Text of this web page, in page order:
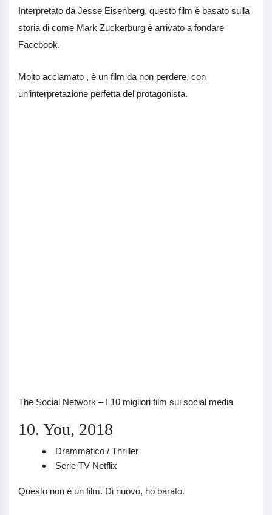
Interpretato da Jesse Eisenberg, questo film è basato sulla
storia di come Mark Zuckerburg è arrivato a fondare
Facebook.
Molto acclamato , è un film da non perdere, con
un’interpretazione perfetta del protagonista.
The Social Network – I 10 migliori film sui social media
10. You, 2018
Drammatico / Thriller
Serie TV Netflix
Questo non è un film. Di nuovo, ho barato.